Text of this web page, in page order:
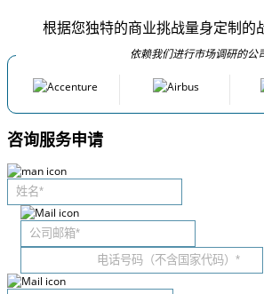
根据您独特的商业挑战量身定制的
依赖我们进行市场调研的公
咨询服务申请